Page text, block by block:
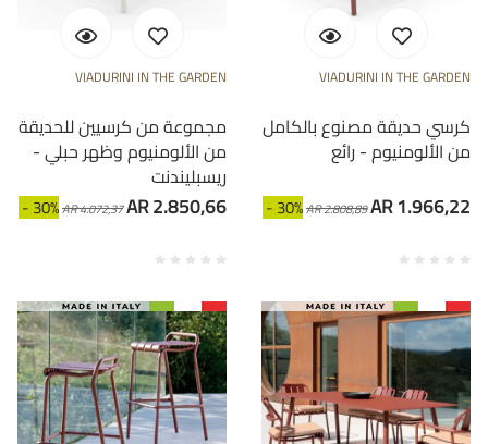
VIADURINI IN THE GARDEN
مجموعة من كرسيين للحديقة
من الألومنيوم وظهر حبلي -
ريسبليندنت
- 30%AR 4.072,37AR 2.850,66
VIADURINI IN THE GARDEN
كرسي حديقة مصنوع بالكامل
من الألومنيوم - رائع
- 30%AR 2.808,89AR 1.966,22